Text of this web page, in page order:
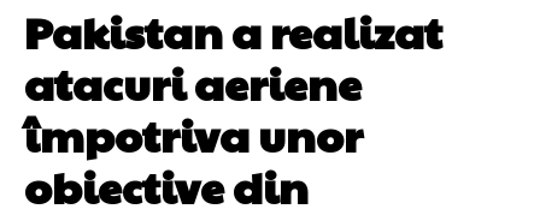
Pakistan a realizat
atacuri aeriene
împotriva unor
obiective din